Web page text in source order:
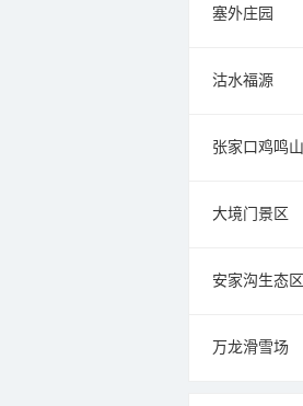
塞外庄园
沽水福源
大境门景区
安家沟生态区
万龙滑雪场